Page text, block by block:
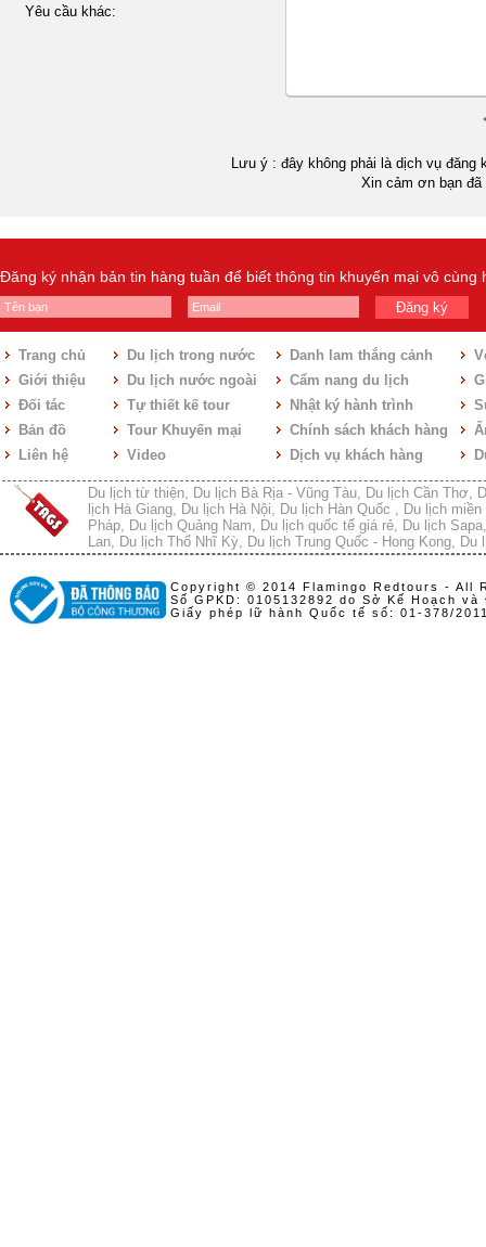
Yêu cầu khác:
Lưu ý : đây không phải là dịch vụ
Xin cảm ơn bạn đã
Đăng ký nhận bản tin hàng tuần để biết thông tin khuyến mại vô cùng
Đăng ký
Trang chủ
Giới thiệu
Đối tác
Bản đồ
Liên hệ
Du lịch trong nước
Du lịch nước ngoài
Tự thiết kế tour
Tour Khuyến mại
Video
Danh lam thắng cảnh
Cẩm nang du lịch
Nhật ký hành trình
Chính sách khách hàng
Dịch vụ khách hàng
Du lịch từ thiện, Du lịch Bà Rịa - Vũng Tàu, Du lịch Cần Thơ,
lịch Hà Giang, Du lịch Hà Nội, Du lịch Hàn Quốc , Du lịch miền
Pháp, Du lịch Quảng Nam, Du lịch quốc tế giá rẻ, Du lịch Sapa
Lan, Du lịch Thổ Nhĩ Kỳ, Du lịch Trung Quốc - Hong Kong, Du
Copyright © 2014 Flamingo Redtours - All
Số GPKD: 0105132892 do Sở Kế Hoạch
Giấy phép lữ hành Quốc tế số: 01-378/